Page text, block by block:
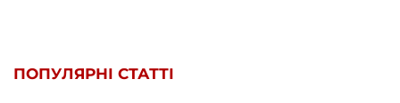
ПОПУЛЯРНІ СТАТТІ